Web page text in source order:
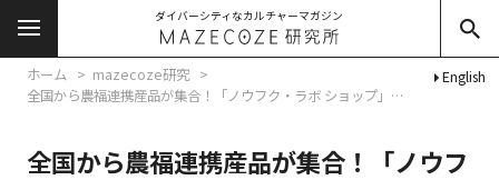
ダイバーシティなカルチャーマガジン
English
ホーム
mazecoze研究
全国から農福連携産品が集合！「ノウフク・ラボ ショップ」新宿マルイ本館８階で11月30日まで開催中&ノウフクオンラインショップとの連動も！
全国から農福連携産品が集合！「ノウフ